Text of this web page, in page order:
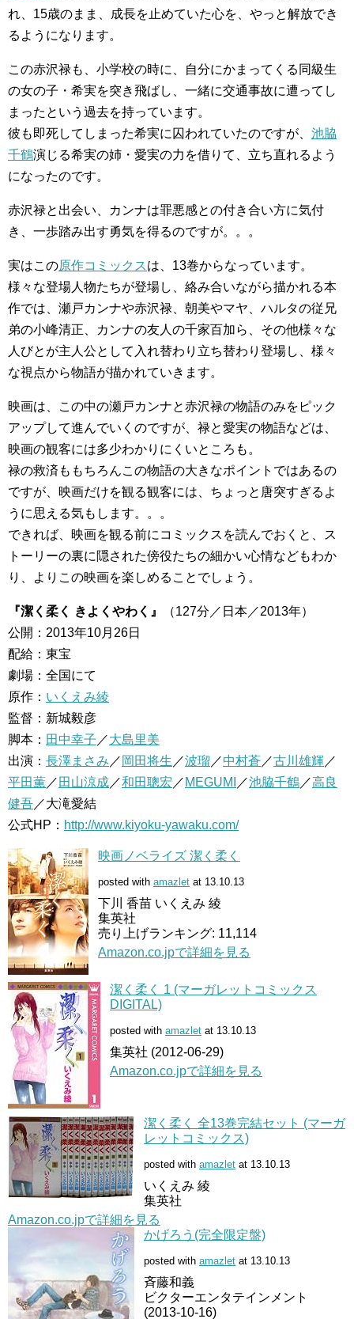
れ、15歳のまま、成長を止めていた心を、やっと解放でき
るようになります。
この赤沢禄も、小学校の時に、自分にかまってくる同級生
の女の子・希実を突き飛ばし、一緒に交通事故に遭ってし
まったという過去を持っています。
彼も即死してしまった希実に囚われていたのですが、 池脇
千鶴演じる希実の姉・愛実の力を借りて、立ち直れるよう
になったのです。
赤沢禄と出会い、カンナは罪悪感との付き合い方に気付
き、一歩踏み出す勇気を得るのですが。。。
実はこの原作コミックスは、13巻からなっています。
様々な登場人物たちが登場し、絡み合いながら描かれる本
作では、瀬戸カンナや赤沢禄、朝美やマヤ、ハルタの従兄
弟の小峰清正、カンナの友人の千家百加ら、その他様々な
人びとが主人公として入れ替わり立ち替わり登場し、様々
な視点から物語が描かれていきます。
映画は、この中の瀬戸カンナと赤沢禄の物語のみをピック
アップして進んでいくのですが、禄と愛実の物語などは、
映画の観客には多少わかりにくいところも。
禄の救済ももちろんこの物語の大きなポイントではあるの
ですが、映画だけを観る観客には、ちょっと唐突すぎるよ
うに思える気もします。。。
できれば、映画を観る前にコミックスを読んでおくと、ス
トーリーの裏に隠された傍役たちの細かい心情などもわか
り、よりこの映画を楽しめることでしょう。
『潔く柔く きよくやわく』
（127分／日本／2013年）
公開：2013年10月26日
配給：東宝
劇場：全国にて
原作： いくえみ綾
監督：新城毅彦
脚本： 田中幸子 ／大島里美
出演： 長澤まさみ ／ 岡田将生 ／波瑠／中村蒼／古川雄輝／
平田薫／ 田山涼成／和田聰宏 ／ MEGUMI ／池脇千鶴／高良
健吾／大滝愛結
公式HP： http://www.kiyoku-yawaku.com/
映画ノベライズ 潔く柔く
posted with amazlet at 13.10.13
下川 香苗 いくえみ 綾
集英社
売り上げランキング: 11,114
Amazon.co.jpで詳細を見る
潔く柔く 1 (マーガレットコミックス
DIGITAL)
posted with amazlet at 13.10.13
集英社 (2012-06-29)
Amazon.co.jpで詳細を見る
潔く柔く 全13巻完結セット (マーガ
レットコミックス)
posted with amazlet at 13.10.13
いくえみ 綾
集英社
Amazon.co.jpで詳細を見る
かげろう(完全限定盤)
posted with amazlet at 13.10.13
斉藤和義
ビクターエンタテインメント
(2013-10-16)